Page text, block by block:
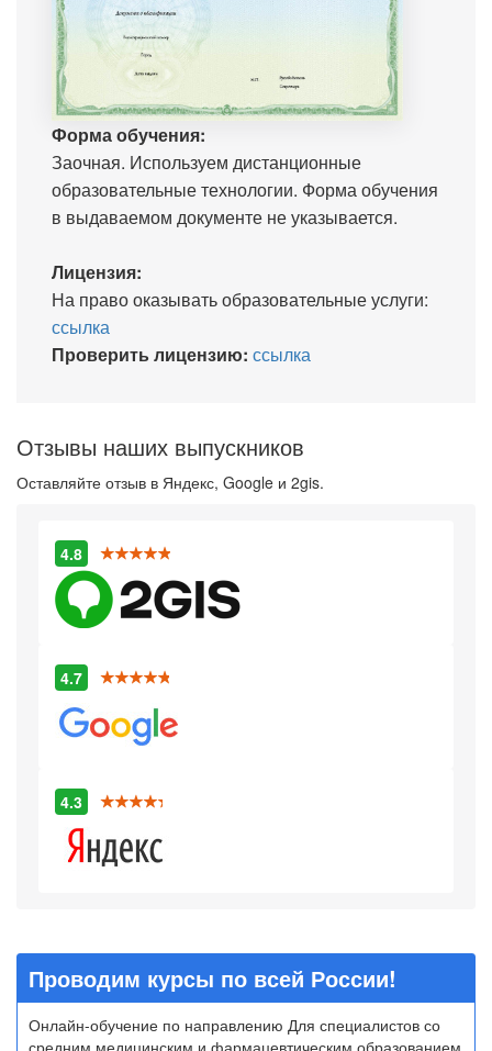
Форма обучения:
Заочная. Используем дистанционные
образовательные технологии. Форма обучения
в выдаваемом документе не указывается.
Лицензия:
На право оказывать образовательные услуги:
ссылка
Проверить лицензию: ссылка
Отзывы наших выпускников
Оставляйте отзыв в Яндекс, Google и 2gis.
4.8
4.7
4.3
Проводим курсы по всей России!
Онлайн-обучение по направлению Для специалистов со